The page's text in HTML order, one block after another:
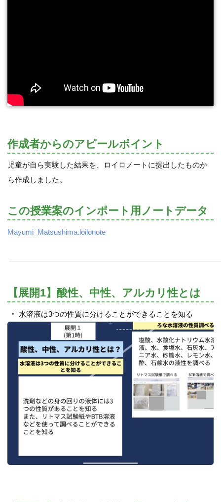
作成者からのアピールポイント
児童が自ら実験した結果を、ロイロノートに提出したものか
ら作成しました。
この授業案のインポート用ノートデータ
Mayumi_Matsushima.loilonote
【展開1】酸性、中性、アルカリ性とは
水溶液は3つの性質に分けることができることを知る